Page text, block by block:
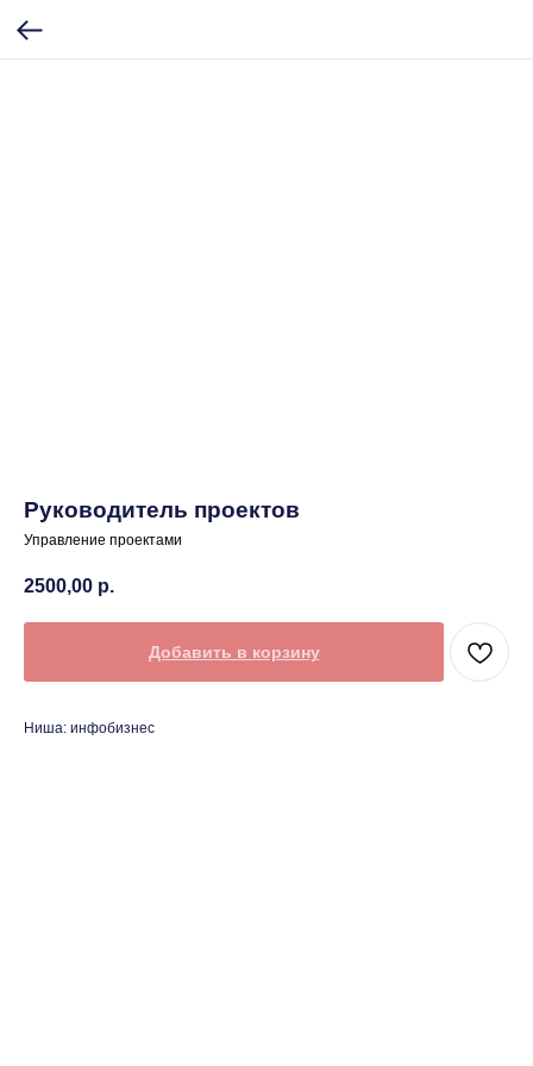
Руководитель проектов
Управление проектами
2500,00 р.
Добавить в корзину
Ниша: инфобизнес